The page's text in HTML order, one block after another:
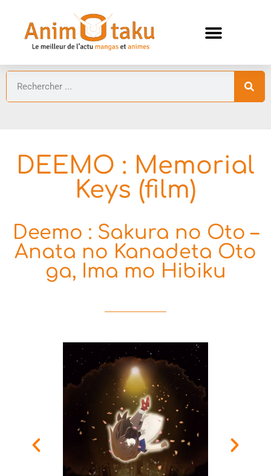
DEEMO : Memorial
Keys (film)
Deemo : Sakura no Oto –
Anata no Kanadeta Oto
ga, Ima mo Hibiku